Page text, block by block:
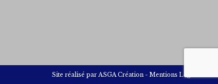
Site réalisé par ASGA Création- Mentions Légales